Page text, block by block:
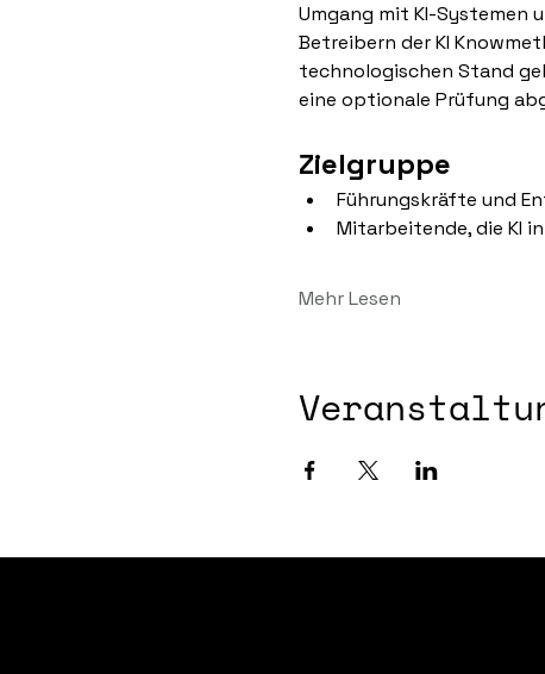
Umgang mit KI-Systemen
Betreibern der KI
technologischen Stand
eine optionale Prüfung
Zielgruppe
Führungskräfte und
Mitarbeitende, die KI
Mehr Lesen